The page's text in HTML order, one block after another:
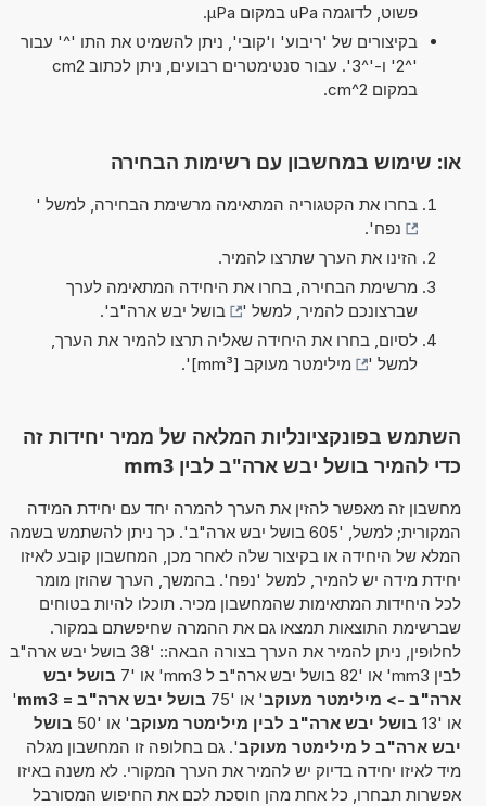
פשוט, לדוגמה uPa במקום µPa.
בקיצורים של 'ריבוע' ו'קובי', ניתן להשמיט את התו '^' עבור
'^2' ו-'^3'. עבור סנטימטרים רבועים, ניתן לכתוב cm2
במקום cm^2.
או: שימוש במחשבון עם רשימות הבחירה
בחרו את הקטגוריה המתאימה מרשימת הבחירה, למשל '
נפח'.
הזינו את הערך שתרצו להמיר.
מרשימת הבחירה, בחרו את היחידה המתאימה לערך
שברצונכם להמיר, למשל '
בושל יבש ארה"ב'.
לסיום, בחרו את היחידה שאליה תרצו להמיר את הערך,
למשל '
מילימטר מעוקב [mm³] '.
השתמש בפונקציונליות המלאה של ממיר יחידות זה
כדי להמיר בושל יבש ארה"ב לבין mm3
מחשבון זה מאפשר להזין את הערך להמרה יחד עם יחידת המידה
המקורית; למשל, '605 בושל יבש ארה"ב'. כך ניתן להשתמש בשמה
המלא של היחידה או בקיצור שלה לאחר מכן, המחשבון קובע לאיזו
יחידת מידה יש להמיר, למשל 'נפח'. בהמשך, הערך שהוזן מומר
לכל היחידות המתאימות שהמחשבון מכיר. תוכלו להיות בטוחים
שברשימת התוצאות תמצאו גם את ההמרה שחיפשתם במקור.
לחלופין, ניתן להמיר את הערך בצורה הבאה:: '38 בושל יבש ארה"ב
לבין mm3' או '82 בושל יבש ארה"ב ל mm3' או '7
בושל יבש
ארה"ב -> מילימטר מעוקב' או '75 בושל יבש ארה"ב = mm3
'
או '13
בושל יבש ארה"ב לבין מילימטר מעוקב' או '50
בושל
יבש ארה"ב ל מילימטר מעוקב'. גם בחלופה זו המחשבון מגלה
מיד לאיזו יחידה בדיוק יש להמיר את הערך המקורי. לא משנה באיזו
אפשרות תבחרו, כל אחת מהן חוסכת לכם את החיפוש המסורבל